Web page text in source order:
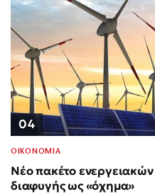
04
ΟΙΚΟΝΟΜΙΑ
Νέο πακέτο
διαφυγής ως «όχημα»